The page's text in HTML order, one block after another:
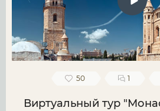
50 1
Виртуальный тур